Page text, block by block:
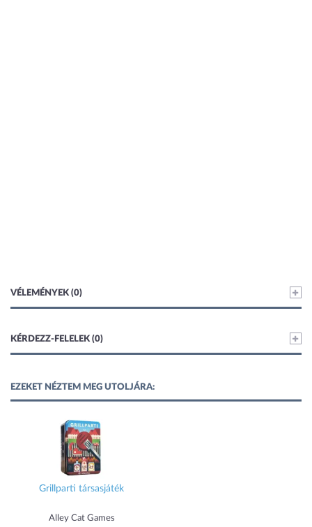
VÉLEMÉNYEK (0)
KÉRDEZZ-FELELEK (0)
EZEKET NÉZTEM MEG UTOLJÁRA:
Grillparti társasjáték
Alley Cat Games